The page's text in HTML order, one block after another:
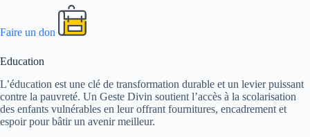
Faire un don
Education
L’éducation est une clé de transformation durable et un levier puissant
contre la pauvreté. Un Geste Divin soutient l’accès à la scolarisation
des enfants vulnérables en leur offrant fournitures, encadrement et
espoir pour bâtir un avenir meilleur.